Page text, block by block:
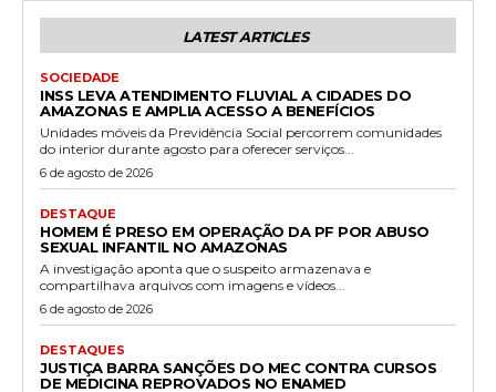
LATEST ARTICLES
SOCIEDADE
INSS LEVA ATENDIMENTO FLUVIAL A CIDADES DO
AMAZONAS E AMPLIA ACESSO A BENEFÍCIOS
Unidades móveis da Previdência Social percorrem comunidades
do interior durante agosto para oferecer serviços...
6 de agosto de 2026
DESTAQUE
HOMEM É PRESO EM OPERAÇÃO DA PF POR ABUSO
SEXUAL INFANTIL NO AMAZONAS
A investigação aponta que o suspeito armazenava e
compartilhava arquivos com imagens e vídeos...
6 de agosto de 2026
DESTAQUES
JUSTIÇA BARRA SANÇÕES DO MEC CONTRA CURSOS
DE MEDICINA REPROVADOS NO ENAMED